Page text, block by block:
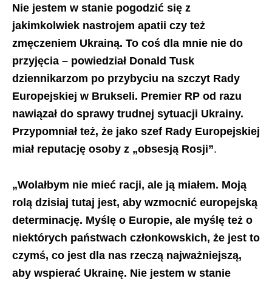
Nie jestem w stanie pogodzić się z
jakimkolwiek nastrojem apatii czy też
zmęczeniem Ukrainą. To coś dla mnie nie do
przyjęcia – powiedział Donald Tusk
dziennikarzom po przybyciu na szczyt Rady
Europejskiej w Brukseli. Premier RP od razu
nawiązał do sprawy trudnej sytuacji Ukrainy.
Przypomniał też, że jako szef Rady Europejskiej
miał reputację osoby z „obsesją Rosji”.
„Wolałbym nie mieć racji, ale ją miałem. Moją
rolą dzisiaj tutaj jest, aby wzmocnić europejską
determinację. Myślę o Europie, ale myślę też o
niektórych państwach członkowskich, że jest to
czymś, co jest dla nas rzeczą najważniejszą,
aby wspierać Ukrainę. Nie jestem w stanie